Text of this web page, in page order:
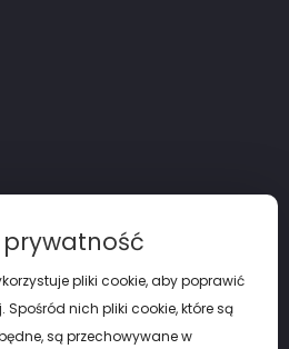
pliki cookie, aby poprawić
Spośród nich pliki cookie, które są
są przechowywane w